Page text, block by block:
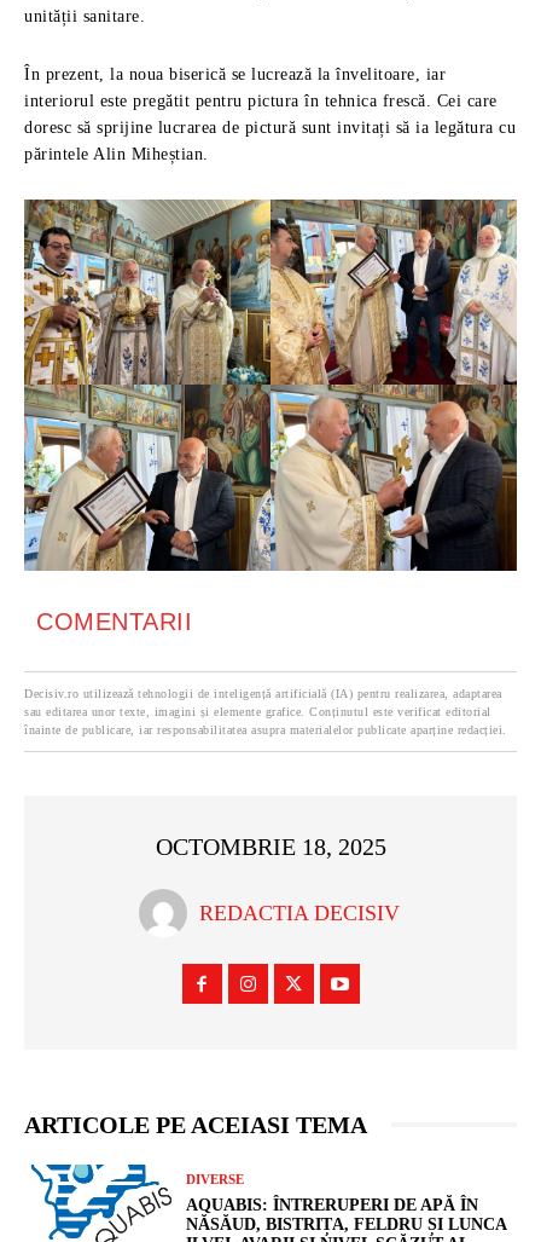
unității sanitare.
În prezent, la noua biserică se lucrează la învelitoare, iar
interiorul este pregătit pentru pictura în tehnica frescă. Cei care
doresc să sprijine lucrarea de pictură sunt invitați să ia legătura cu
părintele Alin Miheștian.
COMENTARII
Decisiv.ro utilizează tehnologii de inteligență artificială (IA) pentru realizarea, adaptarea
sau editarea unor texte, imagini și elemente grafice. Conținutul este verificat editorial
înainte de publicare, iar responsabilitatea asupra materialelor publicate aparține redacției.
OCTOMBRIE 18, 2025
REDACTIA DECISIV
ARTICOLE PE ACEIASI TEMA
DIVERSE
AQUABIS: ÎNTRERUPERI DE APĂ ÎN
NĂSĂUD, BISTRIȚA, FELDRU ȘI LUNCA